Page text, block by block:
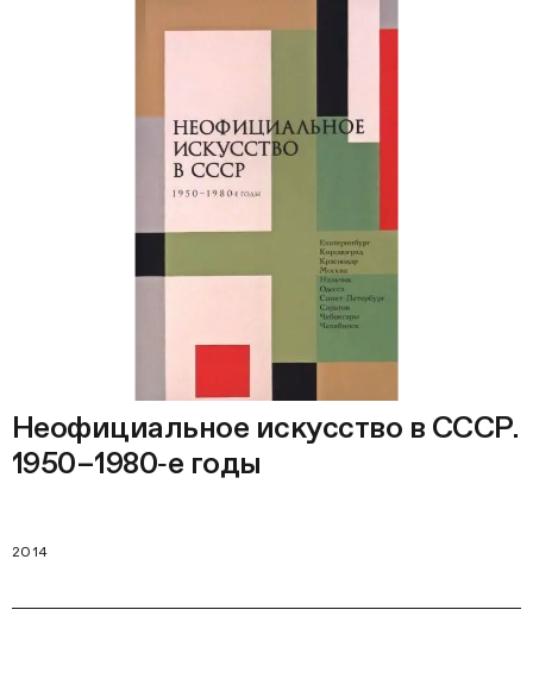
Неофициальное искусство в СССР.
1950–1980‑е годы
2014